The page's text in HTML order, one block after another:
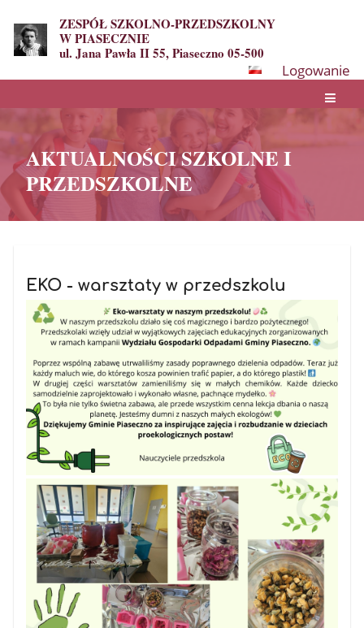
ZESPÓŁ SZKOLNO-PRZEDSZKOLNY
W PIASECZNIE
ul. Jana Pawła II 55, Piaseczno 05-500
Logowanie
AKTUALNOŚCI SZKOLNE I
PRZEDSZKOLNE
SZKOLNE
PRZEDSZKOLNE
EKO - warsztaty w przedszkolu